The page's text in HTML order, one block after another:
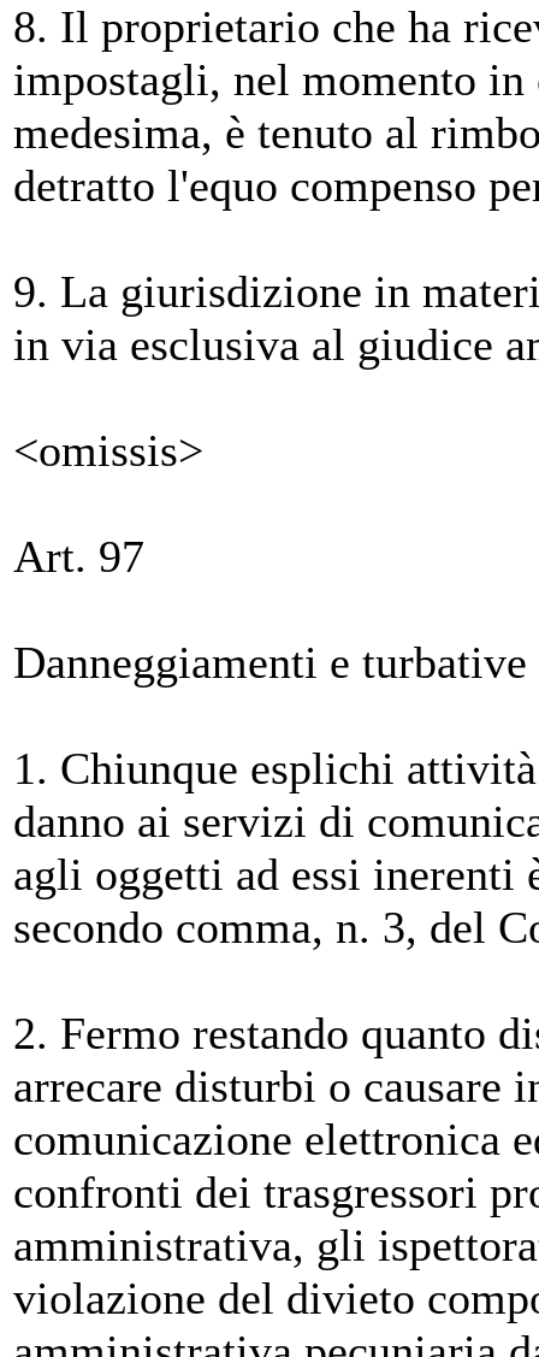
8. Il proprietario che ha
impostagli, nel momento
medesima, è tenuto al
detratto l'equo compenso
9. La giurisdizione in
in via esclusiva al giudice
<omissis>
Art. 97
Danneggiamenti e turbative
1. Chiunque esplichi
danno ai servizi di
agli oggetti ad essi inerenti
secondo comma, n. 3, del
2. Fermo restando quanto
arrecare disturbi o causare
comunicazione elettronica
confronti dei trasgressori
amministrativa, gli
violazione del divieto